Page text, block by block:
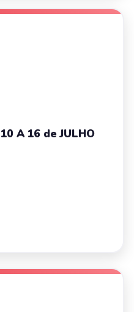
A 16 de JULHO